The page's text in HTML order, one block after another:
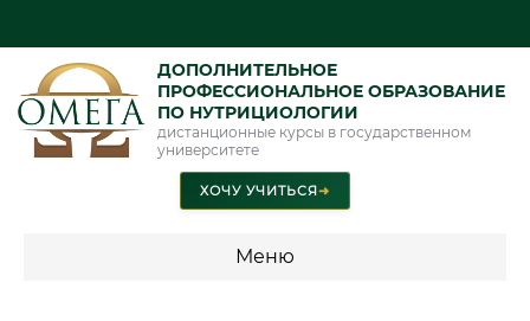
ДОПОЛНИТЕЛЬНОЕ
ПРОФЕССИОНАЛЬНОЕ ОБРАЗОВАНИЕ
ПО НУТРИЦИОЛОГИИ
дистанционные курсы в государственном
университете
ХОЧУ УЧИТЬСЯ➜
Меню